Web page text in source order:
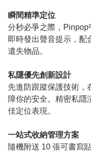
瞬間精準定位
分秒必爭之際，
即時發出聲音提示，配
遺失物品。
私隱優先創新設計
先進防跟蹤保護技術，
障你的安全。精密私隱
佳定位表現。
一站式收納管理方案
隨機附送 10 張可書寫